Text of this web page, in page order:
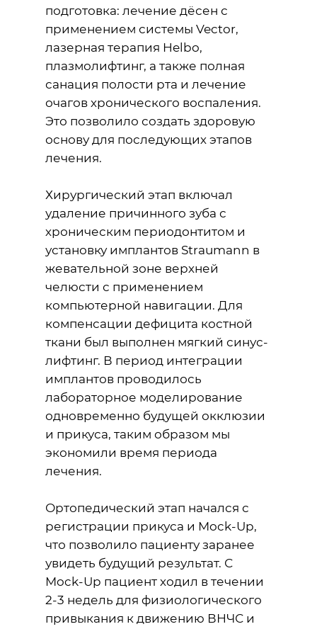
подготовка: лечение дёсен с
применением системы Vector,
лазерная терапия Helbo,
плазмолифтинг, а также полная
санация полости рта и лечение
очагов хронического воспаления.
Это позволило создать здоровую
основу для последующих этапов
лечения.
Хирургический этап включал
удаление причинного зуба с
хроническим периодонтитом и
установку имплантов Straumann в
жевательной зоне верхней
челюсти с применением
компьютерной навигации. Для
компенсации дефицита костной
ткани был выполнен мягкий синус-
лифтинг. В период интеграции
имплантов проводилось
лабораторное моделирование
одновременно будущей окклюзии
и прикуса, таким образом мы
экономили время периода
лечения.
Ортопедический этап начался с
регистрации прикуса и Mock-Up,
что позволило пациенту заранее
увидеть будущий результат. С
Mock-Up пациент ходил в течении
2-3 недель для физиологического
привыкания к движению ВНЧС и